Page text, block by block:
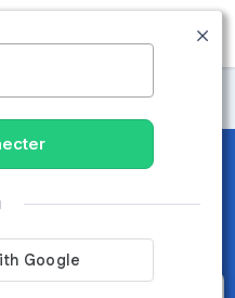
MENU
et EHPAD
(88370)